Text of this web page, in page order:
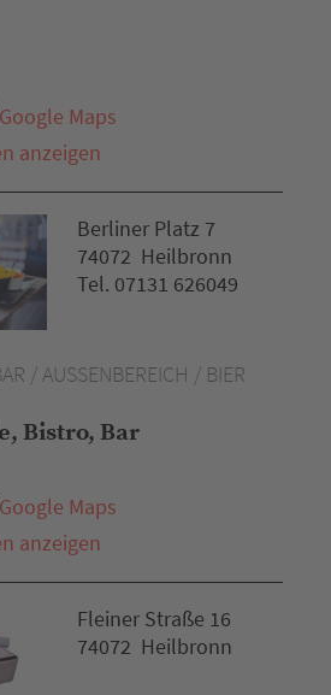
Maps
anzeigen
/ AUSSENBEREICH / BIER
Bistro, Bar
Maps
anzeigen
Berliner Platz 7
74072 Heilbronn
Tel. 07131 626049
Fleiner Straße 16
74072 Heilbronn